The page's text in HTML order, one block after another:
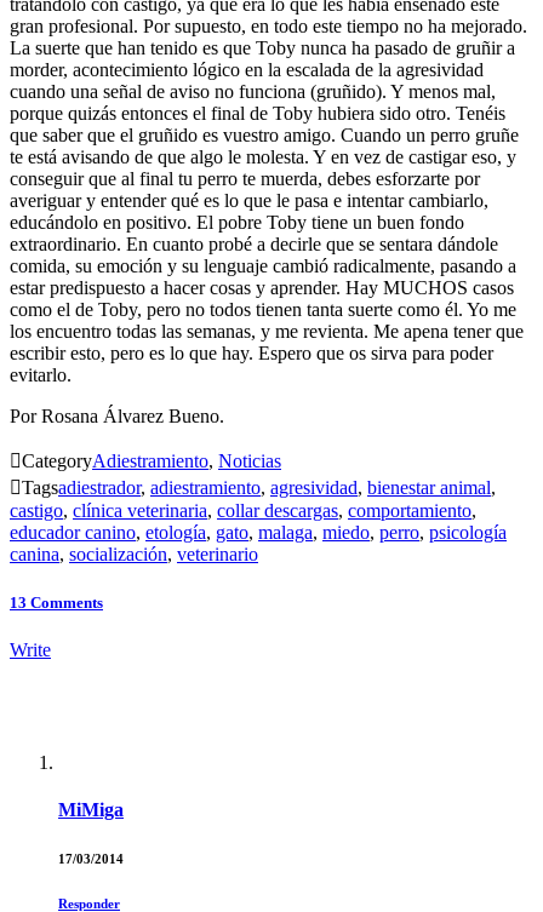
tratándolo con castigo, ya que era lo que les había enseñado este
gran profesional. Por supuesto, en todo este tiempo no ha mejorado.
La suerte que han tenido es que Toby nunca ha pasado de gruñir a
morder, acontecimiento lógico en la escalada de la agresividad
cuando una señal de aviso no funciona (gruñido). Y menos mal,
porque quizás entonces el final de Toby hubiera sido otro. Tenéis
que saber que el gruñido es vuestro amigo. Cuando un perro gruñe
te está avisando de que algo le molesta. Y en vez de castigar eso, y
conseguir que al final tu perro te muerda, debes esforzarte por
averiguar y entender qué es lo que le pasa e intentar cambiarlo,
educándolo en positivo. El pobre Toby tiene un buen fondo
extraordinario. En cuanto probé a decirle que se sentara dándole
comida, su emoción y su lenguaje cambió radicalmente, pasando a
estar predispuesto a hacer cosas y aprender. Hay MUCHOS casos
como el de Toby, pero no todos tienen tanta suerte como él. Yo me
los encuentro todas las semanas, y me revienta. Me apena tener que
escribir esto, pero es lo que hay. Espero que os sirva para poder
evitarlo.
Por Rosana Álvarez Bueno.
CategoryAdiestramiento, Noticias
Tagsadiestrador, adiestramiento, agresividad, bienestar animal,
castigo, clínica veterinaria, collar descargas, comportamiento,
educador canino, etología, gato, malaga, miedo, perro, psicología
canina, socialización, veterinario
13 Comments
Write
MiMiga
17/03/2014
Responder